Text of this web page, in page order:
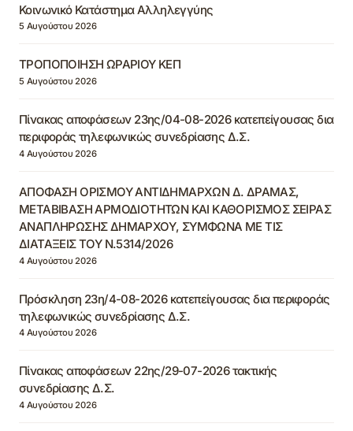
Κοινωνικό Κατάστημα Αλληλεγγύης
5 Αυγούστου 2026
ΤΡΟΠΟΠΟΙΗΣΗ ΩΡΑΡΙΟΥ ΚΕΠ
5 Αυγούστου 2026
Πίνακας αποφάσεων 23ης/04-08-2026 κατεπείγουσας δια
περιφοράς τηλεφωνικώς συνεδρίασης Δ.Σ.
4 Αυγούστου 2026
ΑΠΟΦΑΣΗ ΟΡΙΣΜΟΥ ΑΝΤΙΔΗΜΑΡΧΩΝ Δ. ΔΡΑΜΑΣ,
ΜΕΤΑΒΙΒΑΣΗ ΑΡΜΟΔΙΟΤΗΤΩΝ ΚΑΙ ΚΑΘΟΡΙΣΜΟΣ ΣΕΙΡΑΣ
ΑΝΑΠΛΗΡΩΣΗΣ ΔΗΜΑΡΧΟΥ, ΣΥΜΦΩΝΑ ΜΕ ΤΙΣ
ΔΙΑΤΑΞΕΙΣ ΤΟΥ Ν.5314/2026
4 Αυγούστου 2026
Πρόσκληση 23η/4-08-2026 κατεπείγουσας δια περιφοράς
τηλεφωνικώς συνεδρίασης Δ.Σ.
4 Αυγούστου 2026
Πίνακας αποφάσεων 22ης/29-07-2026 τακτικής
συνεδρίασης Δ.Σ.
4 Αυγούστου 2026